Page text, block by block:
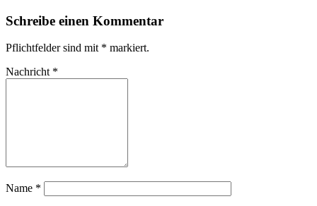
Schreibe einen Kommentar
Pflichtfelder sind mit * markiert.
Nachricht *
Name *